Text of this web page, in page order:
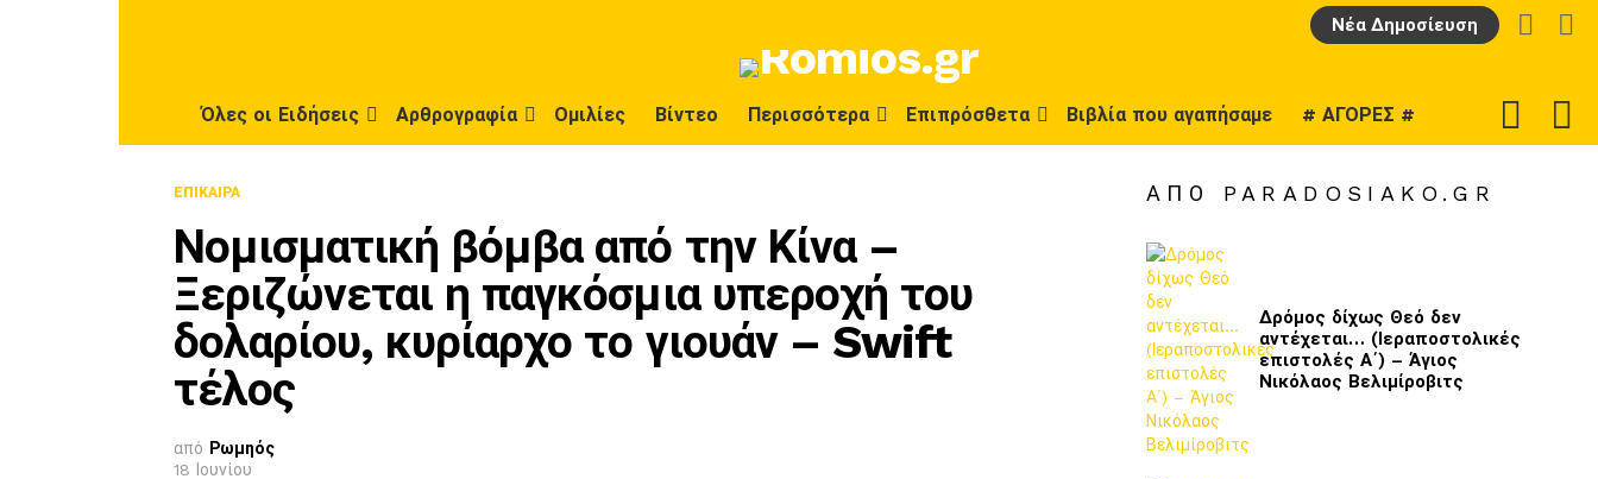
Νέα Δημοσίευση
LOGIN
Όλες οι Ειδήσεις Αρθρογραφία Ομιλίες Βίντεο Περισσότερα Επιπρόσθετα Βιβλία που αγαπήσαμε # ΑΓΟΡΕΣ #
SKIN
ΕΠΊΚΑΙΡΑ
Νομισματική βόμβα από την Κίνα –
Ξεριζώνεται η παγκόσμια υπεροχή του
δολαρίου, κυρίαρχο το γιουάν – Swift
τέλος
από Ρωμηός
18 Ιουνίου
ΑΠΌ PARADOSIAKO.GR
Δρόμος δίχως Θεό δεν
αντέχεται… (Ιεραποστολικές
επιστολές Α΄) – Άγιος
Νικόλαος Βελιμίροβιτς